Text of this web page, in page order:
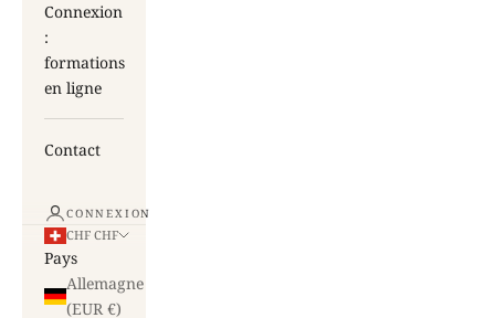
Connexion
:
formations
en ligne
Contact
CONNEXION
CHF CHF
Pays
Allemagne
(EUR €)